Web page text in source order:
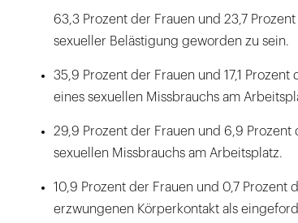
63,3 Prozent der Frauen und 23,7
sexueller Belästigung geworden zu sein.
35,9 Prozent der Frauen und 17,1
eines sexuellen Missbrauchs am
29,9 Prozent der Frauen und 6,9
sexuellen Missbrauchs am Arbeitsplatz.
10,9 Prozent der Frauen und 0,7 Prozent
erzwungenen Körperkontakt als